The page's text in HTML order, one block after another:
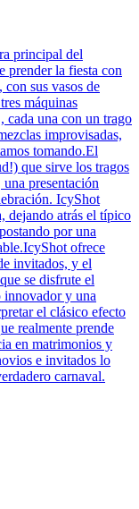
principal del
prender la fiesta con
sus vasos de
máquinas
cada una con un trago
improvisadas,
tomando.El
que sirve los tragos
presentación
IcyShot
dejando atrás el típico
por una
ofrece
invitados, y el
se disfrute el
innovador y una
el clásico efecto
realmente prende
en matrimonios y
e invitados lo
carnaval.